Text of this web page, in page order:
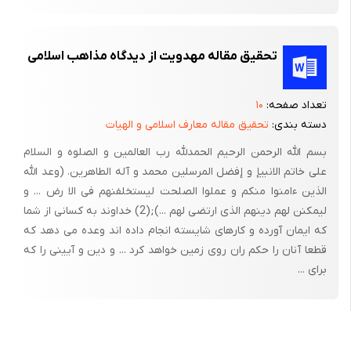
تحقیق مقاله مهدویت از دیدگاه مذاهب اسلامى
تعداد صفحه: ۱۰
دسته بندی: تحقیق مقاله معارف اسلامی و الهیات
بسم الله الرحمن الرحیم الحمدلله رب العالمین و الصلوه و السلام
على خاتم الانبیإ و إفضل المرسلین محمد و آله الطاهرین. (وعد الله
الذین ءامنوا منکم و عملوا الصلحت لیستخلفنهم فى الا رض ... و
لیمکنن لهم دینهم الذى ارتضى لهم ...);(2) خداوند به کسانى از شما
که ایمان آورده و کارهاى شایسته انجام داده اند وعده مى دهد که
قطعا آنان را حکم ران روى زمین خواهد کرد ... و دین و آیینى را که
براى ...